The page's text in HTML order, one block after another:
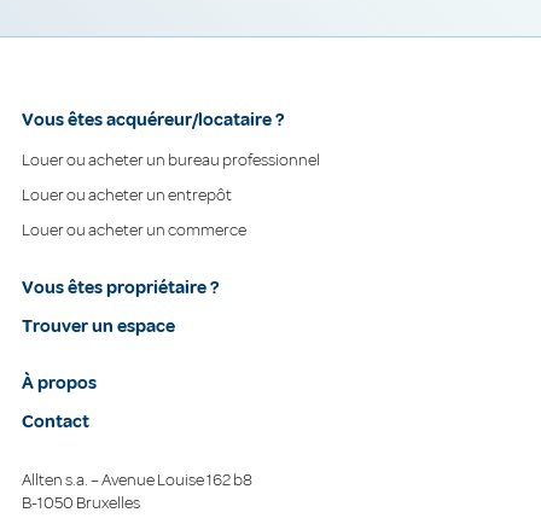
Vous êtes acquéreur/locataire ?
Louer ou acheter un bureau professionnel
Louer ou acheter un entrepôt
Louer ou acheter un commerce
Vous êtes propriétaire ?
Trouver un espace
À propos
Contact
Allten s.a. – Avenue Louise 162 b8
B-1050 Bruxelles